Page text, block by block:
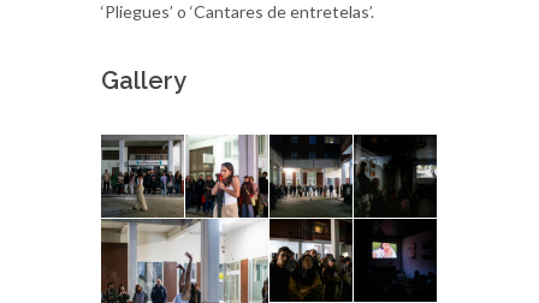
‘Pliegues’ o ‘Cantares de entretelas’.
Gallery